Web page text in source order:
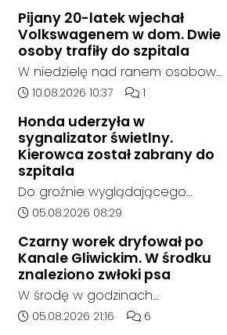
łóżko, a ogień szybko został
opanowany przez strażaków.
Jedna osoba została
poszkodowana i otrzymała
pomoc na miejscu.
Pijany 20-latek wjechał
Volkswagenem w dom. Dwie
osoby trafiły do szpitala
W niedzielę nad ranem osobowy
Volkswagen wypadł z drogi i
20-letni kierowca miał ponad
promil alkoholu w organizmie.
Zarówno on, jak i pasażer trafili
do szpitala.
Data dodania artykułu:
10.08.2026 10:37 Liczba komentarzy
1
Honda uderzyła w
sygnalizator świetlny.
Kierowca został zabrany do
szpitala
Do groźnie wyglądającego
zdarzenia drogowego doszło w
godziny 6:30 kierujący
samochodem marki Honda
zjechał z drogi i uderzył w
sygnalizator świetlny.
Data dodania artykułu:
05.08.2026 08:29
Czarny worek dryfował po
Kanale Gliwickim. W środku
znaleziono zwłoki psa
W środę w godzinach
popołudniowych służby zostały
Data dodania artykułu:
05.08.2026 21:16 Liczba komentarzy
6